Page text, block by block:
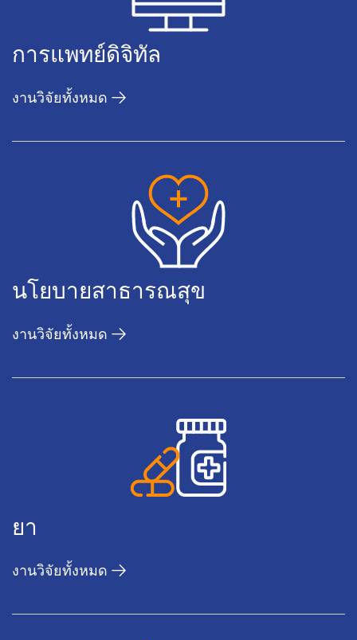
การแพทย์ดิจิทัล
งานวิจัยทั้งหมด
นโยบายสาธารณสุข
งานวิจัยทั้งหมด
ยา
งานวิจัยทั้งหมด